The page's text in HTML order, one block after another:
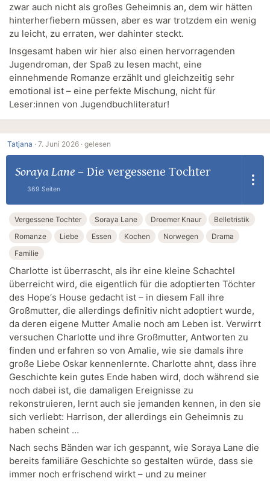
zwar auch nicht als großes Geheimnis an, dem wir hätten
hinterherfiebern müssen, aber es war trotzdem ein wenig
zu leicht, zu erraten, wer dahinter steckt.
Insgesamt haben wir hier also einen hervorragenden
Jugendroman, der Spaß zu lesen macht, eine
einnehmende Romanze erzählt und gleichzeitig sehr
emotional ist – eine perfekte Mischung, nicht für
Leser:innen von Jugendbuchliteratur!
Tatjana · 7. Juni 2026 · gelesen
Soraya Lane– Die vergessene Tochter
369 Seiten
Vergessene Tochter Soraya Lane Droemer Knaur
Belletristik
Romanze
Liebe Essen Kochen Norwegen
Drama
Familie
Charlotte ist überrascht, als ihr eine kleine Schachtel
überreicht wird, die eigentlich für die adoptierten Töchter
des Hope‘s House gedacht ist – in diesem Fall ihre
Großmutter, die allerdings definitiv nicht adoptiert wurde,
da deren eigene Mutter Amalie noch am Leben ist. Verwirrt
versuchen Charlotte und ihre Großmutter, Antworten zu
finden und erfahren so von Amalie, wie sie damals ihre
große Liebe Oskar kennenlernte. Charlotte ahnt, dass ihre
Geschichte kein gutes Ende haben wird, doch während sie
noch dabei ist, die damaligen Ereignisse zu
rekonstruieren, lernt auch sie jemanden kennen, in den sie
sich verliebt: Harrison, der allerdings ein Geheimnis zu
haben scheint …
Nach sechs Bänden war ich gespannt, wie Soraya Lane die
bereits familiäre Geschichte so gestalten würde, dass sie
immer noch erfrischend wirkt – und zu meiner